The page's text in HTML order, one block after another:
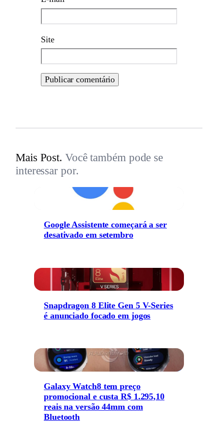
Site
Mais Post. Você também pode se
interessar por.
Google Assistente começará a ser
desativado em setembro
Snapdragon 8 Elite Gen 5 V-Series
é anunciado focado em jogos
Galaxy Watch8 tem preço
promocional e custa R$ 1.295,10
reais na versão 44mm com
Bluetooth